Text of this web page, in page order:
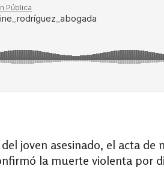
joven asesinado, el acta
la muerte violenta por